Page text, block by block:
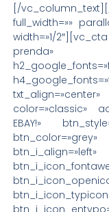
[/
full_width=»»
width=»1/
prenda»
color=»classic»
EBAY!»